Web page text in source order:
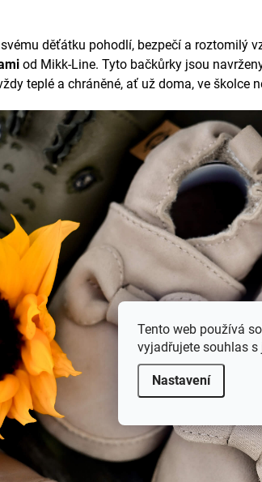
Tento web používá
vyjadřujete souhlas
Nastavení
děťátku pohodlí, bezpečí a roztomilý
od Mikk-Line. Tyto bačkůrky jsou
teplé a chráněné, ať už doma, ve školce